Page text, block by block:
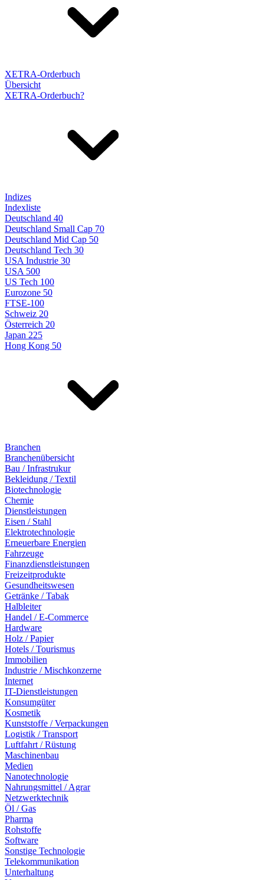
XETRA-Orderbuch
Übersicht
XETRA-Orderbuch?
Indizes
Indexliste
Deutschland 40
Deutschland Small Cap 70
Deutschland Mid Cap 50
Deutschland Tech 30
USA Industrie 30
USA 500
US Tech 100
Eurozone 50
FTSE-100
Schweiz 20
Österreich 20
Japan 225
Hong Kong 50
Branchen
Branchenübersicht
Bau / Infrastrukur
Bekleidung / Textil
Biotechnologie
Chemie
Dienstleistungen
Eisen / Stahl
Elektrotechnologie
Erneuerbare Energien
Fahrzeuge
Finanzdienstleistungen
Freizeitprodukte
Gesundheitswesen
Getränke / Tabak
Halbleiter
Handel / E-Commerce
Hardware
Holz / Papier
Hotels / Tourismus
Immobilien
Industrie / Mischkonzerne
Internet
IT-Dienstleistungen
Konsumgüter
Kosmetik
Kunststoffe / Verpackungen
Logistik / Transport
Luftfahrt / Rüstung
Maschinenbau
Medien
Nanotechnologie
Nahrungsmittel / Agrar
Netzwerktechnik
Öl / Gas
Pharma
Rohstoffe
Software
Sonstige Technologie
Telekommunikation
Unterhaltung